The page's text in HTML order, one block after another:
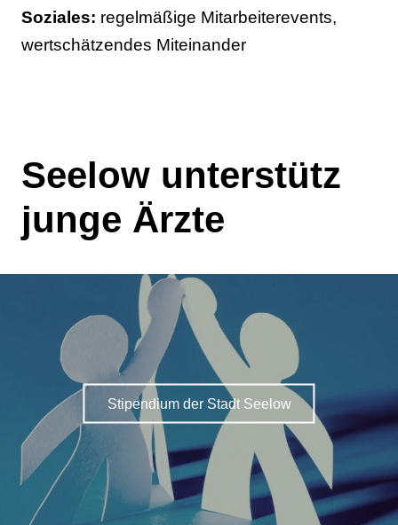
Soziales: regelmäßige Mitarbeiterevents,
wertschätzendes Miteinander
Seelow unterstütz
junge Ärzte
Stipendium der Stadt Seelow